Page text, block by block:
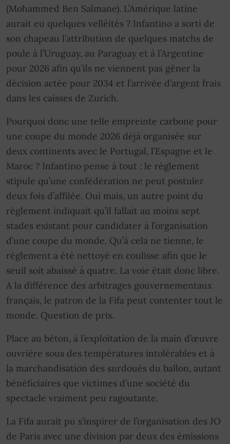
(Mohammed Ben Salmane). L’Amérique latine
aurait eu quelques velléités ? Infantino a sorti de
son chapeau l’attribution de quelques matchs de
poule à l’Uruguay, au Paraguay et à l’Argentine
pour 2026 afin qu’ils ne viennent pas gêner la
décision actée pour 2034 et l’arrivée d’argent frais
dans les caisses de Zurich.
Pourquoi donc une telle empreinte carbone pour
une coupe du monde 2026 déjà organisée sur
deux continents avec le Portugal, l’Espagne et le
Maroc ? Infantino pense à tout : le règlement
stipule qu’une confédération ne peut postuler
deux fois d’affilée. Oui mais, un autre point du
règlement indiquait qu’il fallait au moins sept
stades existant pour candidater à l’organisation
d’une coupe du monde. Qu’à cela ne tienne, le
règlement a été nettoyé en coulisse afin que le
seuil soit abaissé à quatre. La voie était donc libre.
A la différence des arbitrages gouvernementaux
français, le patron de la Fifa peut contenter tout le
monde. Question de prix.
Place au béton, à l’exploitation de la main d’œuvre
ouvrière sous des températures intolérables et à
la marchandisation des surdoués du ballon, autant
bénéficiaires que victimes d’une société du
spectacle vraiment peu ragoutante.
La Fifa aurait pu s’inspirer de l’organisation des JO
de Paris avec une division par deux des émissions